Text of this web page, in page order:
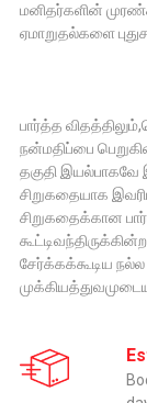
மனிதர்களின்
ஏமாறுதல்களை
பார்த்த
நன்மதிப்பை
தகுதி இயல்பாகவே
சிறுகதையாக
சிறுகதைக்கான
சேர்க்கக்கூடிய